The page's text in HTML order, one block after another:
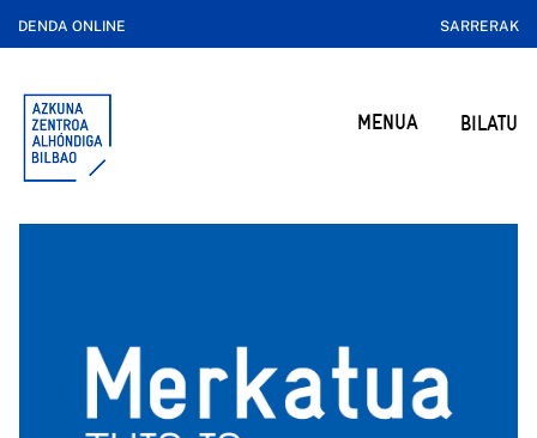
DENDA ONLINE SARRERAK
MENUA BILATU